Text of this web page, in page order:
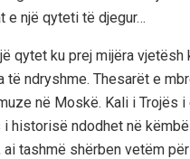
e një qyteti të djegur…
qytet ku prej mijëra vjetësh
të ndryshme. Thesarët e
në Moskë. Kali i Trojës
historisë ndodhet në
ai tashmë shërben vetëm